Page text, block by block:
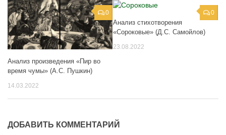
0
Анализ произведения «Пир во
время чумы» (А.С. Пушкин)
14.03.2022
0
Анализ стихотворения
«Сороковые» (Д.С. Самойлов)
23.08.2022
ДОБАВИТЬ КОММЕНТАРИЙ